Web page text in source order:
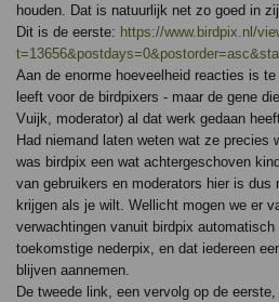
houden. Dat is natuurlijk net zo goed in
Dit is de eerste: https://www.birdpix.nl/
Aan de enorme hoeveelheid reacties is
leeft voor de birdpixers - maar de gene
Vuijk, moderator) al dat werk gedaan
Had niemand laten weten wat ze precies
was birdpix een wat achtergeschoven
van gebruikers en moderators hier is dus
krijgen als je wilt. Wellicht mogen we er
verwachtingen vanuit birdpix
toekomstige nederpix, en dat iedereen
blijven aannemen.
De tweede link, een vervolg op de